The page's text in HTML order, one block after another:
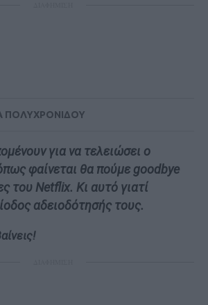
ΠΟΛΥΧΡΟΝΙΔΟΥ
για να τελειώσει ο
φαίνεται θα πούμε goodbye
του Netflix. Κι αυτό γιατί
αδειοδότησής τους.